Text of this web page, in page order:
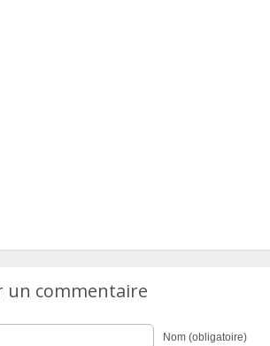
un commentaire
Nom (obligatoire)